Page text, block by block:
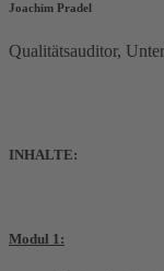
Joachim Pradel
Qualitätsauditor,
INHALTE:
Modul 1: